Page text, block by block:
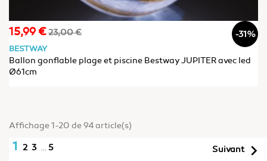
Prix
15,99 €Prix
23,00 € -31%
BESTWAY
Ballon gonflable plage et piscine Bestway JUPITER avec led
Ø61cm
Affichage 1-20 de 94 article(s)
1 2 3 … 5 Suivant